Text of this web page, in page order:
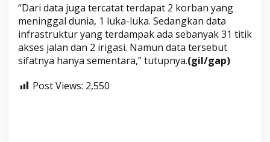
“Dari data juga tercatat terdapat 2 korban yang
meninggal dunia, 1 luka-luka. Sedangkan data
infrastruktur yang terdampak ada sebanyak 31 titik
akses jalan dan 2 irigasi. Namun data tersebut
sifatnya hanya sementara,” tutupnya.(gil/gap)
Post Views: 2,550